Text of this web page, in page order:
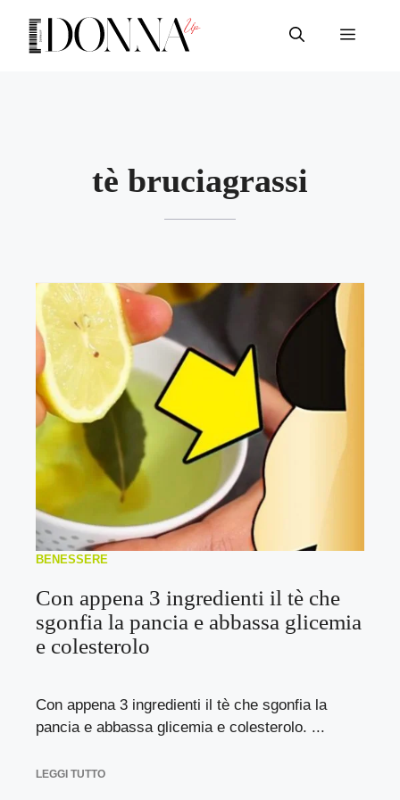
contenuto
Menu
tè bruciagrassi
BENESSERE
Con appena 3 ingredienti il tè che
sgonfia la pancia e abbassa glicemia
e colesterolo
Con appena 3 ingredienti il tè che sgonfia la
pancia e abbassa glicemia e colesterolo. ...
LEGGI TUTTO